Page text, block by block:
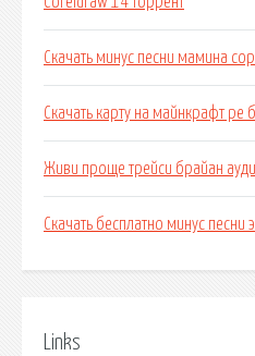
Скачать минус песни мамина
Скачать карту на майнкрафт
Живи проще трейси брайан
Скачать бесплатно минус песни
Links